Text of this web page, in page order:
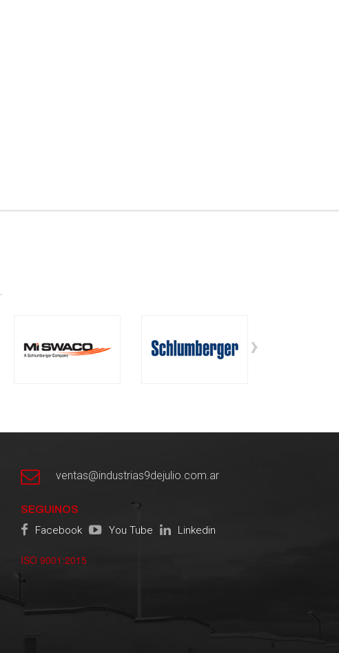
›
ventas@industrias9dejulio.com.ar
SEGUINOS
Facebook You Tube Linkedin
ISO 9001:2015